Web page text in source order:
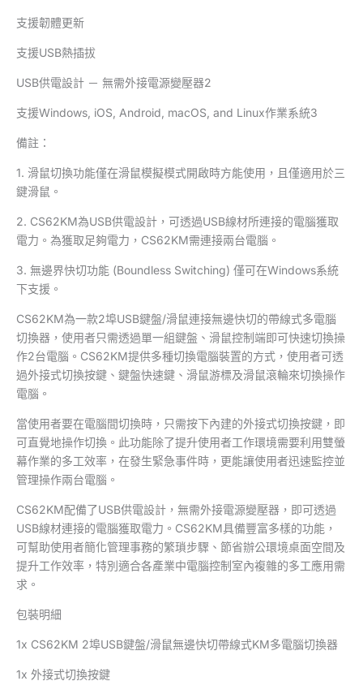
支援韌體更新
支援USB熱插拔
USB供電設計 － 無需外接電源變壓器2
支援Windows, iOS, Android, macOS, and Linux作業系統3
備註：
1. 滑鼠切換功能僅在滑鼠模擬模式開啟時方能使用，且僅適用於三
鍵滑鼠。
2. CS62KM為USB供電設計，可透過USB線材所連接的電腦獲取
電力。為獲取足夠電力，CS62KM需連接兩台電腦。
3. 無邊界快切功能 (Boundless Switching) 僅可在Windows系統
下支援。
CS62KM為一款2埠USB鍵盤/滑鼠連接無邊快切的帶線式多電腦
切換器，使用者只需透過單一組鍵盤、滑鼠控制端即可快速切換操
作2台電腦。CS62KM提供多種切換電腦裝置的方式，使用者可透
過外接式切換按鍵、鍵盤快速鍵、滑鼠游標及滑鼠滾輪來切換操作
電腦。
當使用者要在電腦間切換時，只需按下內建的外接式切換按鍵，即
可直覺地操作切換。此功能除了提升使用者工作環境需要利用雙螢
幕作業的多工效率，在發生緊急事件時，更能讓使用者迅速監控並
管理操作兩台電腦。
CS62KM配備了USB供電設計，無需外接電源變壓器，即可透過
USB線材連接的電腦獲取電力。CS62KM具備豐富多樣的功能，
可幫助使用者簡化管理事務的繁瑣步驟、節省辦公環境桌面空間及
提升工作效率，特別適合各產業中電腦控制室內複雜的多工應用需
求。
包裝明細
1x CS62KM 2埠USB鍵盤/滑鼠無邊快切帶線式KM多電腦切換器
1x 外接式切換按鍵